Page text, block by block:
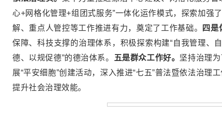
心+网格化管理+组团式服务”一体化运作模式，探索加强
解、重点人管控等工作推进有力，奠定了工作基础。
四是
保障、科技支撑的治理体系，积极探索构建“自我管理、
德、以规促德”的德治体系。
五是群众工作好。 坚持治理
展“平安细胞”创建活动，深入推进“七五”普法暨依法治
提升社会治理效能。